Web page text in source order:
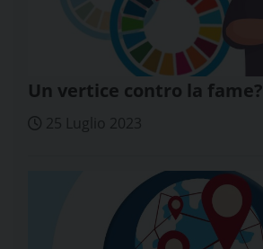
Un vertice contro la fame?
25 Luglio 2023